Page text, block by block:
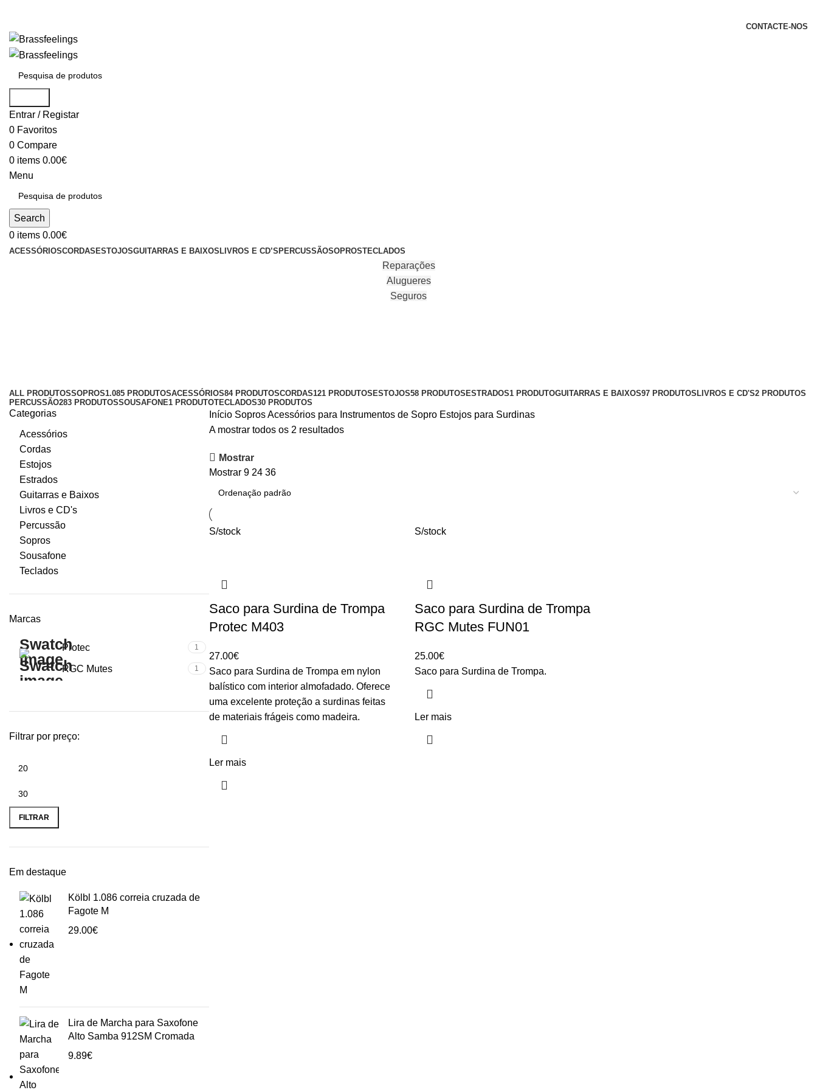
CONTACTE-NOS
Entrar / Registar
0 Favoritos
0 Compare
0 items 0.00€
Menu
Search
0 items 0.00€
ACESSÓRIOSCORDAS ESTOJOSGUITARRAS E BAIXOS LIVROS E CD’S PERCUSSÃOSOPROSTECLADOS
Reparações
Alugueres
Seguros
ALL PRODUTOSSOPROS1.085 PRODUTOSACESSÓRIOS84 PRODUTOSCORDAS121 PRODUTOS ESTOJOS58 PRODUTOS ESTRADOS1 PRODUTOGUITARRAS E BAIXOS97 PRODUTOS LIVROS E CD'S2 PRODUTOS
PERCUSSÃO283 PRODUTOSSOUSAFONE1 PRODUTOTECLADOS30 PRODUTOS
Categorias
Acessórios
Cordas
Estojos
Estrados
Guitarras e Baixos
Livros e CD's
Percussão
Sopros
Sousafone
Teclados
Marcas
Protec 1
RGC Mutes 1
Filtrar por preço:
Preço
mínimo
Preço
máximo
FILTRAR
Em destaque
Kölbl 1.086 correia cruzada de
Fagote M
29.00€
Lira de Marcha para Saxofone
Alto Samba 912SM Cromada
9.89€
Início SoprosAcessórios para Instrumentos de Sopro Estojos para Surdinas
A mostrar todos os 2 resultados
Mostrar
Mostrar 9 24 36
S/stock
Saco para Surdina de Trompa
Protec M403
27.00€
Saco para Surdina de Trompa em nylon
balístico com interior almofadado. Oferece
uma excelente proteção a surdinas feitas
de materiais frágeis como madeira.
Ler mais
S/stock
Saco para Surdina de Trompa
RGC Mutes FUN01
25.00€
Saco para Surdina de Trompa.
Ler mais